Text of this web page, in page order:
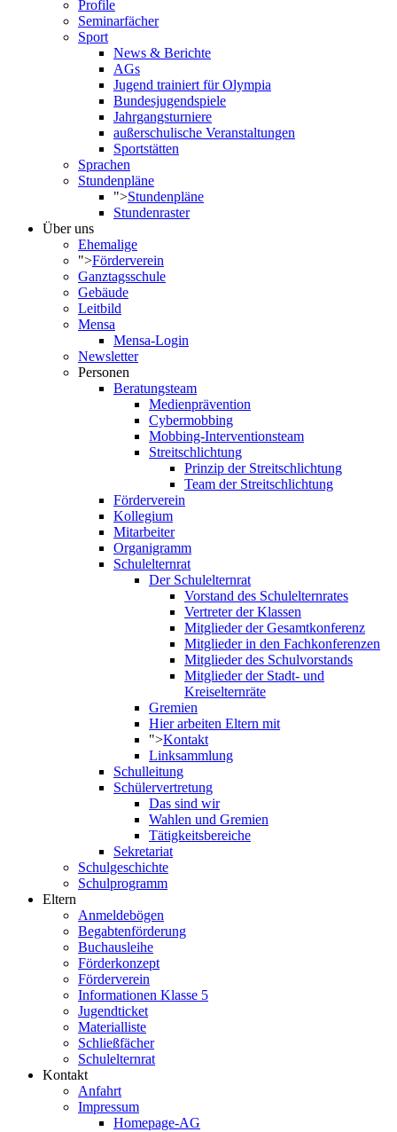
Profile
Seminarfächer
Sport
News & Berichte
AGs
Jugend trainiert für Olympia
Bundesjugendspiele
Jahrgangsturniere
außerschulische Veranstaltungen
Sportstätten
Sprachen
Stundenpläne
">Stundenpläne
Stundenraster
Über uns
Ehemalige
">Förderverein
Ganztagsschule
Gebäude
Leitbild
Mensa
Mensa-Login
Newsletter
Personen
Beratungsteam
Medienprävention
Cybermobbing
Mobbing-Interventionsteam
Streitschlichtung
Prinzip der Streitschlichtung
Team der Streitschlichtung
Förderverein
Kollegium
Mitarbeiter
Organigramm
Schulelternrat
Der Schulelternrat
Vorstand des Schulelternrates
Vertreter der Klassen
Mitglieder der Gesamtkonferenz
Mitglieder in den Fachkonferenzen
Mitglieder des Schulvorstands
Mitglieder der Stadt- und
Kreiselternräte
Gremien
Hier arbeiten Eltern mit
">Kontakt
Linksammlung
Schulleitung
Schülervertretung
Das sind wir
Wahlen und Gremien
Tätigkeitsbereiche
Sekretariat
Schulgeschichte
Schulprogramm
Eltern
Anmeldebögen
Begabtenförderung
Buchausleihe
Förderkonzept
Förderverein
Informationen Klasse 5
Jugendticket
Materialliste
Schließfächer
Schulelternrat
Kontakt
Anfahrt
Impressum
Homepage-AG